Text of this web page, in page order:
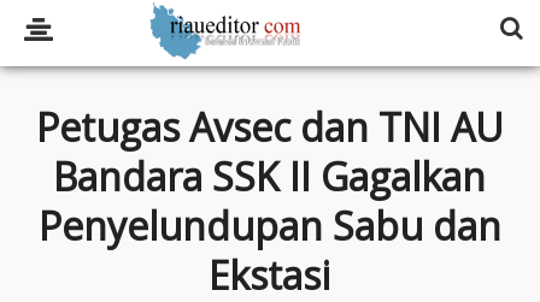
Petugas Avsec dan TNI AU
Bandara SSK II Gagalkan
Penyelundupan Sabu dan
Ekstasi